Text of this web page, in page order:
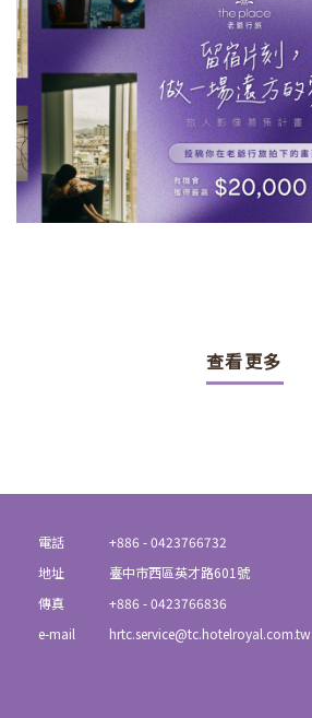
查看更多
電話
+886 - 0423766732
地址
臺中市西區英才路601號
傳真
+886 - 0423766836
e-mail
hrtc.service@tc.hotelroyal.com.tw